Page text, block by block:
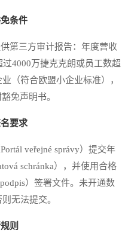
条件
三方审计报告：年度营收
4000万捷克克朗或员工数超
（符合欧盟小企业标准），
免声明书。
要求
veřejné správy）提交年
schránka），并使用合格
）签署文件。未开通数
无法提交。
则